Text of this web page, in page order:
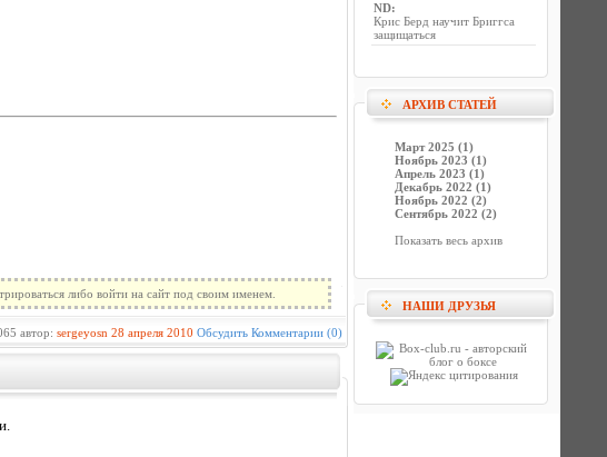
либо войти на сайт под своим именем.
автор: sergeyosn 28 апреля 2010 Обсудить Комментарии (0)
ND:
Крис Берд научит Бриггса
защищаться
АРХИВ СТАТЕЙ
Март 2025 (1)
Ноябрь 2023 (1)
Апрель 2023 (1)
Декабрь 2022 (1)
Ноябрь 2022 (2)
Сентябрь 2022 (2)
Показать весь архив
НАШИ ДРУЗЬЯ